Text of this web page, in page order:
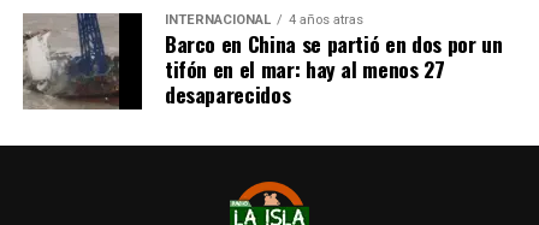
INTERNACIONAL 4 años atras
Barco en China se partió en dos por un
tifón en el mar: hay al menos 27
desaparecidos